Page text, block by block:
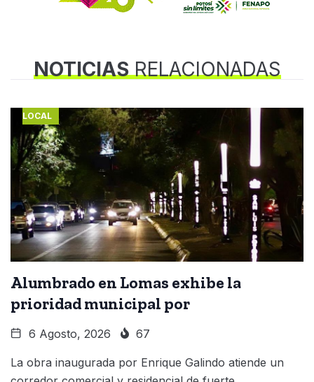
NOTICIASRELACIONADAS
LOCAL
Alumbrado en Lomas exhibe la
prioridad municipal por
6 Agosto, 2026 67
La obra inaugurada por Enrique Galindo atiende un